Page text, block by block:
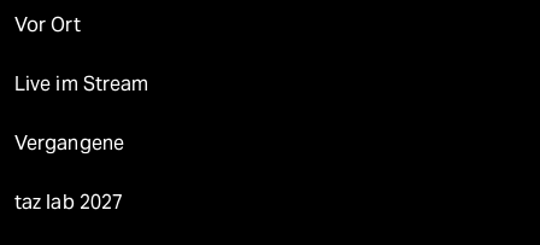
Vor Ort
Live im Stream
Vergangene
taz lab 2027